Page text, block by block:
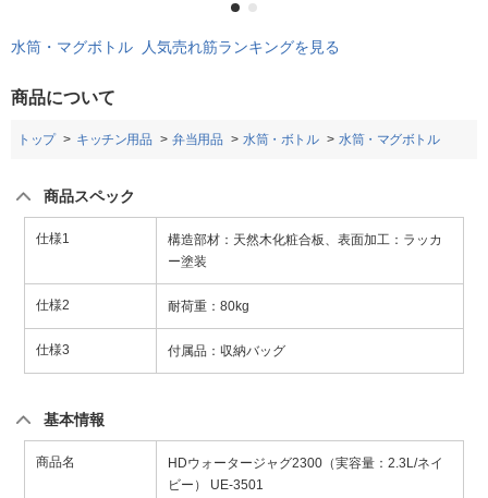
水筒・マグボトル 人気売れ筋ランキングを見る
商品について
トップ キッチン用品 弁当用品 水筒・ボトル 水筒・マグボトル
商品スペック
仕様1
構造部材：天然木化粧合板、表面加工：ラッカ
ー塗装
仕様2 耐荷重：80kg
仕様3 付属品：収納バッグ
基本情報
商品名
HDウォータージャグ2300（実容量：2.3L/ネイ
ビー） UE-3501